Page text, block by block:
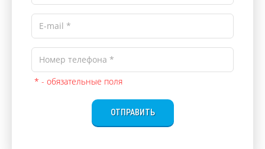
* - обязательные поля
ОТПРАВИТЬ